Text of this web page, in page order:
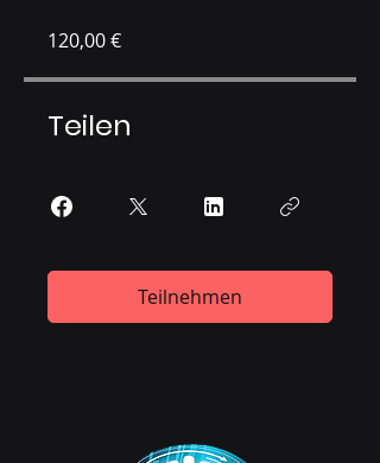
120,00 €
Teilen
Teilnehmen